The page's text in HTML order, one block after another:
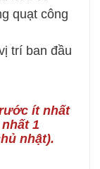
quạt công
trí ban đầu
ít nhất
1
nhật).